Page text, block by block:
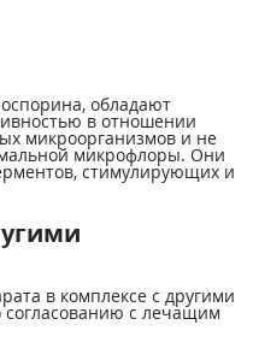
обладают
в отношении
микроорганизмов и не
микрофлоры. Они
стимулирующих и
в комплексе с другими
с лечащим